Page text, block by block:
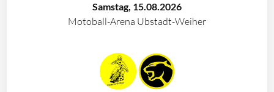
Samstag, 15.08.2026
Motoball-Arena Ubstadt-Weiher